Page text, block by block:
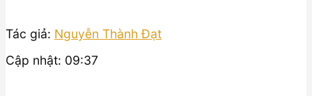
Tác giả: Nguyễn Thành Đạt
Cập nhật: 09:37